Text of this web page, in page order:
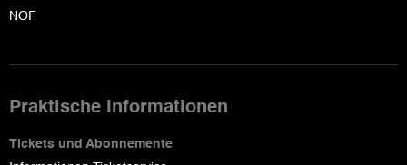
NOF
Praktische Informationen
Tickets und Abonnemente